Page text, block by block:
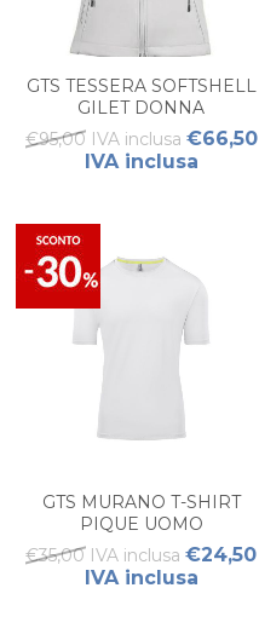
GTS TESSERA SOFTSHELL
GILET DONNA
€95,00 IVA inclusa €66,50
IVA inclusa
GTS MURANO T-SHIRT
PIQUE UOMO
€35,00 IVA inclusa €24,50
IVA inclusa